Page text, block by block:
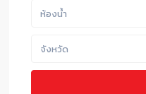
ห้องน้ำ
จังหวัด